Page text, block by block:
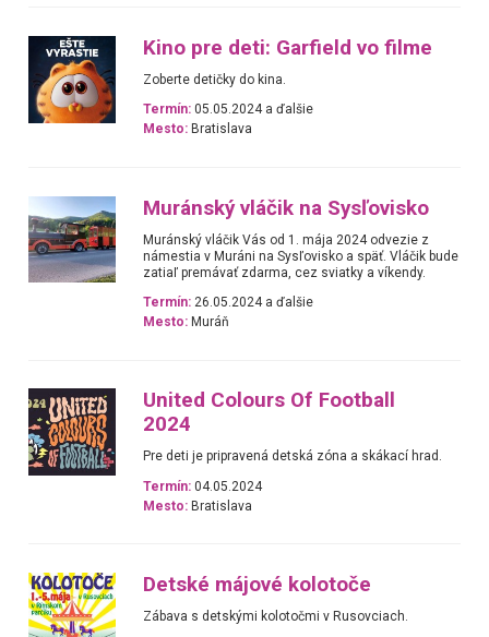
Kino pre deti: Garfield vo filme
Zoberte detičky do kina.
Termín: 05.05.2024 a ďalšie
Mesto: Bratislava
Muránský vláčik na Sysľovisko
Muránský vláčik Vás od 1. mája 2024 odvezie z
námestia v Muráni na Sysľovisko a späť. Vláčik bude
zatiaľ premávať zdarma, cez sviatky a víkendy.
Termín: 26.05.2024 a ďalšie
Mesto: Muráň
United Colours Of Football
2024
Pre deti je pripravená detská zóna a skákací hrad.
Termín: 04.05.2024
Mesto: Bratislava
Detské májové kolotoče
Zábava s detskými kolotočmi v Rusovciach.